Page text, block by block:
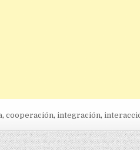
,cooperación,integración,